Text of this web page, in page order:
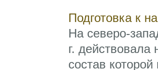
Подготовка к
На северо-
г.
состав